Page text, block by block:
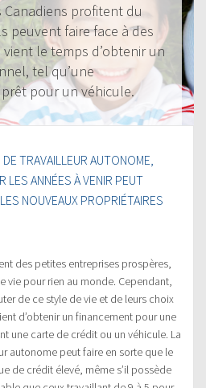
profitent du
peuvent faire face à des
le temps d’obtenir un
tel qu’une
pour un véhicule.
TRAVAILLEUR AUTONOME,
LES ANNÉES À VENIR PEUT
NOUVEAUX PROPRIÉTAIRES
des petites entreprises prospères,
vie pour rien au monde. Cependant,
de ce style de vie et de leurs choix
d’obtenir un financement pour une
une carte de crédit ou un véhicule. La
autonome peut faire en sorte que le
de crédit élevé, même s’il possède